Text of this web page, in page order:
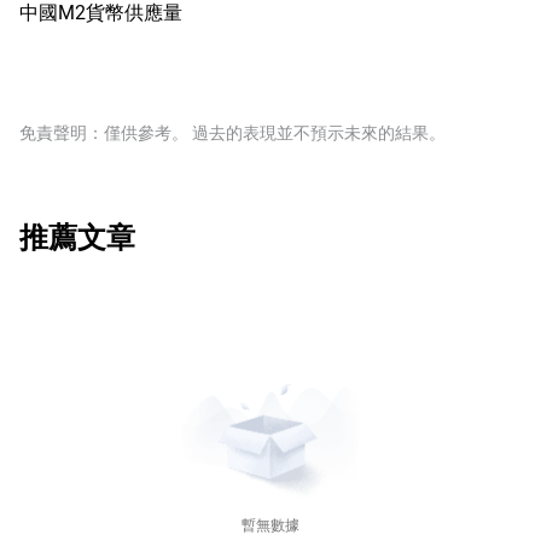
中國M2貨幣供應量
免責聲明：僅供參考。 過去的表現並不預示未來的結果。
推薦文章
暫無數據